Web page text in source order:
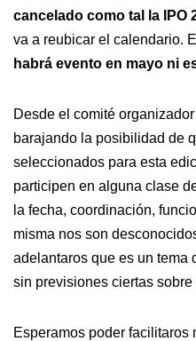
cancelado como tal la IPO
va a reubicar el calendario.
habrá evento en mayo ni
Desde el comité
barajando la posibilidad de
seleccionados para esta
participen en alguna clase
la fecha, coordinación,
misma nos son
adelantaros que es un tema
sin previsiones ciertas
Esperamos poder facilitaros